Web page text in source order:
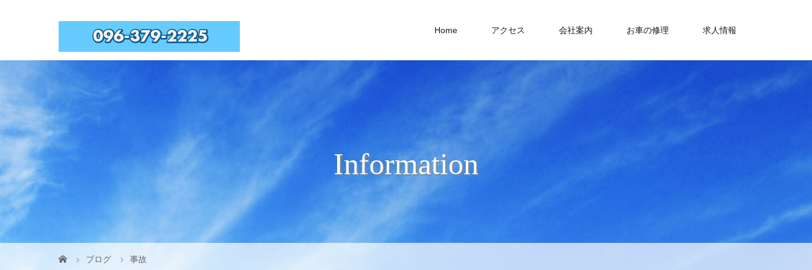
Home アクセス 会社案内 お車の修理 求人情報
Information
ブログ 事故